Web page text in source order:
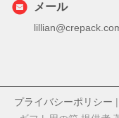
メール
プライバシーポリシー |